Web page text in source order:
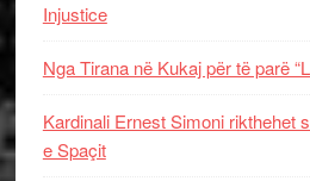
Injustice
Nga Tirana në Kukaj për të parë
Kardinali Ernest Simoni rikthehet
e Spaçit